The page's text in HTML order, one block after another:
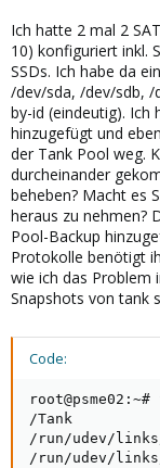
Ich hatte 2 mal 2
10) konfiguriert inkl.
SSDs. Ich habe da
/dev/sda, /dev/sdb, /
by-id (eindeutig). Ich
hinzugefügt und
der Tank Pool weg.
durcheinander
beheben? Macht es
heraus zu nehmen?
Pool-Backup
Protokolle benötigt
wie ich das Problem
Snapshots von tank
Code:
/Tank
/run/udev/
/run/udev/